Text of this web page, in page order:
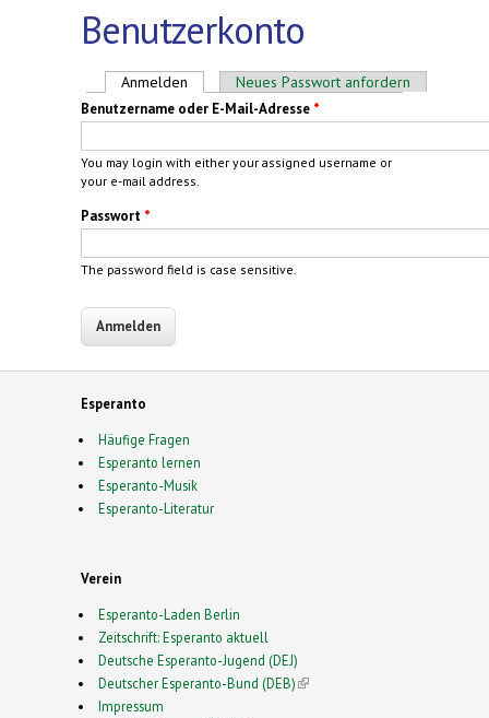
Benutzerkonto
Haupt-Reiter
Anmelden (aktiver Reiter)
Neues Passwort anfordern
Benutzername oder E-Mail-Adresse *
You may login with either your assigned username or
your e-mail address.
Passwort *
The password field is case sensitive.
Esperanto
Häufige Fragen
Esperanto lernen
Esperanto-Musik
Esperanto-Literatur
Verein
Esperanto-Laden Berlin
Zeitschrift: Esperanto aktuell
Deutsche Esperanto-Jugend (DEJ)
Deutscher Esperanto-Bund (DEB)(link is external)
Impressum